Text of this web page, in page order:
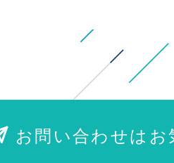
お問い合わせはお